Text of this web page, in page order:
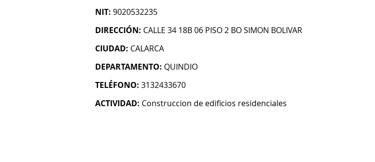
NIT: 9020532235
DIRECCIÓN: CALLE 34 18B 06 PISO 2 BO SIMON BOLIVAR
CIUDAD: CALARCA
DEPARTAMENTO: QUINDIO
TELÉFONO: 3132433670
ACTIVIDAD: Construccion de edificios residenciales